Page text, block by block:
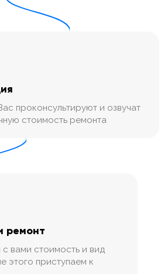
проконсультируют и озвучат
стоимость ремонта
ремонт
вами стоимость и вид
этого приступаем к